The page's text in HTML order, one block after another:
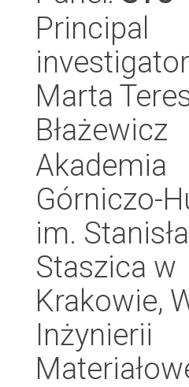
Principal
Marta
Błażewicz
Akademia
Górniczo-
im.
Staszica w
Krakowie,
Inżynierii